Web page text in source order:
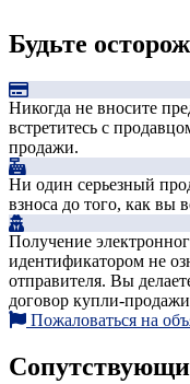
Будьте
Никогда не вносите
встретитесь с
продажи.
Ни один серьезный
взноса до того, как вы
Получение
идентификатором не
отправителя. Вы
договор купли-
Пожаловаться на